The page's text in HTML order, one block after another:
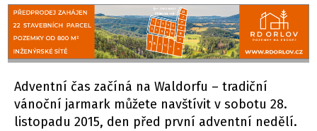
Adventní čas začíná na Waldorfu – tradiční
vánoční jarmark můžete navštívit v sobotu 28.
listopadu 2015, den před první adventní nedělí.